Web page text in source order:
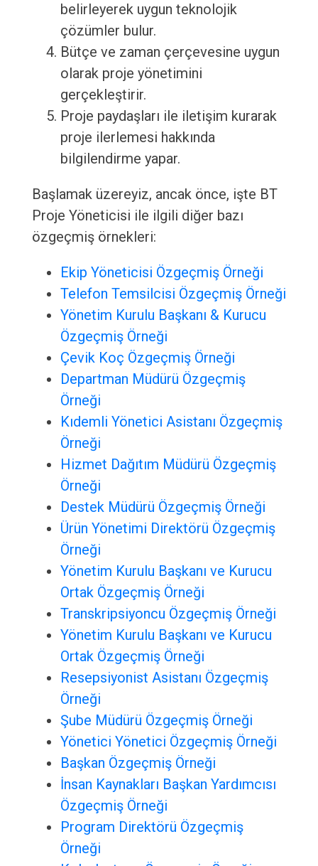
belirleyerek uygun teknolojik
çözümler bulur.
Bütçe ve zaman çerçevesine uygun
olarak proje yönetimini
gerçekleştirir.
Proje paydaşları ile iletişim kurarak
proje ilerlemesi hakkında
bilgilendirme yapar.
Başlamak üzereyiz, ancak önce, işte BT
Proje Yöneticisi ile ilgili diğer bazı
özgeçmiş örnekleri:
Ekip Yöneticisi Özgeçmiş Örneği
Telefon Temsilcisi Özgeçmiş Örneği
Yönetim Kurulu Başkanı & Kurucu
Özgeçmiş Örneği
Çevik Koç Özgeçmiş Örneği
Departman Müdürü Özgeçmiş
Örneği
Kıdemli Yönetici Asistanı Özgeçmiş
Örneği
Hizmet Dağıtım Müdürü Özgeçmiş
Örneği
Destek Müdürü Özgeçmiş Örneği
Ürün Yönetimi Direktörü Özgeçmiş
Örneği
Yönetim Kurulu Başkanı ve Kurucu
Ortak Özgeçmiş Örneği
Transkripsiyoncu Özgeçmiş Örneği
Yönetim Kurulu Başkanı ve Kurucu
Ortak Özgeçmiş Örneği
Resepsiyonist Asistanı Özgeçmiş
Örneği
Şube Müdürü Özgeçmiş Örneği
Yönetici Yönetici Özgeçmiş Örneği
Başkan Özgeçmiş Örneği
İnsan Kaynakları Başkan Yardımcısı
Özgeçmiş Örneği
Program Direktörü Özgeçmiş
Örneği